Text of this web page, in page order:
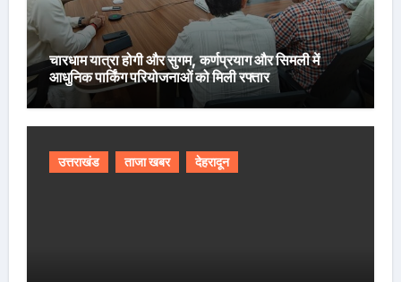
चारधाम यात्रा होगी और सुगम, कर्णप्रयाग और सिमली में
आधुनिक पार्किंग परियोजनाओं को मिली रफ्तार
उत्तराखंड ताजा खबर देहरादून